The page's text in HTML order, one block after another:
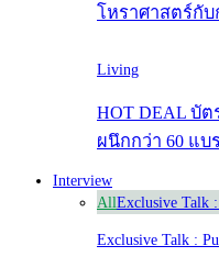
โหราศาสตร์กับ
Living
HOT DEAL บัต
ผนึกกว่า 60 แ
Interview
AllExclusive Talk
Exclusive Talk :